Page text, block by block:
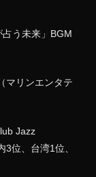
う未来」BGM
マリンエンタテ
Jazz
位、台湾1位、